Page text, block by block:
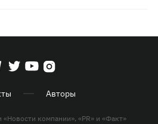
Авторы
компании», «PR» и «Факт»